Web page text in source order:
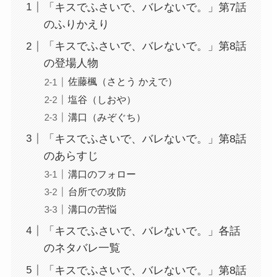
「キスでふさいで、バレないで。」第7話
のふりかえり
「キスでふさいで、バレないで。」第8話
の登場人物
佐藤楓（さとう かえで）
塩谷（しおや）
溝口（みぞぐち）
「キスでふさいで、バレないで。」第8話
のあらすじ
溝口のフォロー
台所での攻防
溝口の苦悩
「キスでふさいで、バレないで。」各話
のネタバレ一覧
「キスでふさいで、バレないで。」第8話